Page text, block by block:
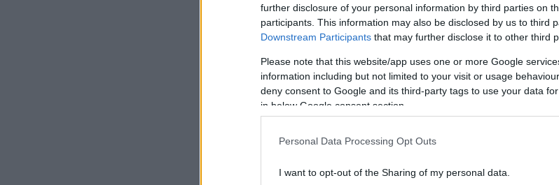
further disclosure of your personal information by third parties on
participants. This information may also be disclosed by us to third
Downstream Participants that may further disclose it to other third
Please note that this website/app uses one or more Google
information including but not limited to your visit or usage
deny consent to Google and its third-party tags to use your data
in below Google consent section.
Personal Data Processing Opt Outs
I want to opt-out of the Sharing of my personal data.